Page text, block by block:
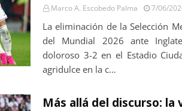
Marco A. Escobedo Palma 7/06/
La eliminación de la Selección
del Mundial 2026 ante
doloroso 3-2 en el Estadio
agridulce en la c…
Más allá del discurso: la